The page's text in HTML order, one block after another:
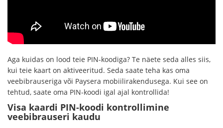
Aga kuidas on lood teie PIN-koodiga? Te näete seda alles siis,
kui teie kaart on aktiveeritud. Seda saate teha kas oma
veebibrauseriga või Paysera mobiilirakendusega. Kui see on
tehtud, saate oma PIN-koodi igal ajal kontrollida!
Visa kaardi PIN-koodi kontrollimine
veebibrauseri kaudu